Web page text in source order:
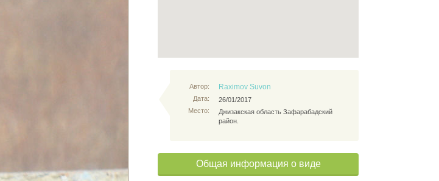
Автор:
Дата:
Место:
Raximov Suvon
26/01/2017
Джизакская область Зафарабадский
район.
Общая информация о виде